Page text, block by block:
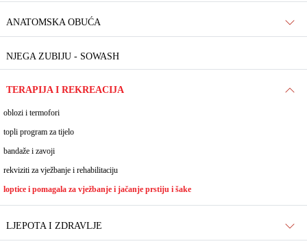
ANATOMSKA OBUĆA
NJEGA ZUBIJU - SOWASH
TERAPIJA I REKREACIJA
oblozi i termofori
topli program za tijelo
bandaže i zavoji
rekviziti za vježbanje i rehabilitaciju
loptice i pomagala za vježbanje i jačanje prstiju i šake
LJEPOTA I ZDRAVLJE